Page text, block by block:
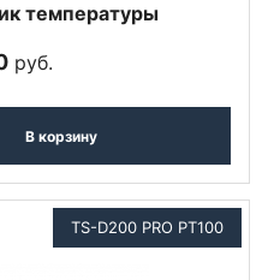
температуры
руб.
В корзину
TS-D200 PRO PT100